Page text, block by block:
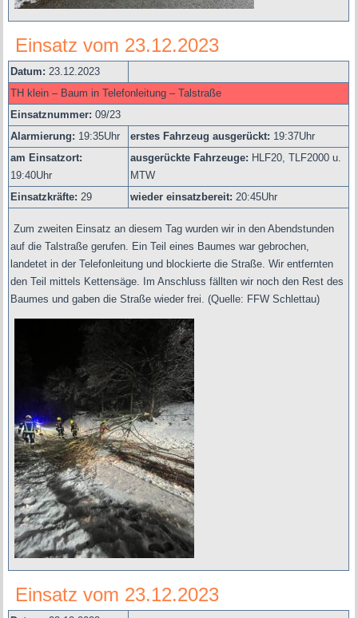
Einsatz vom 23.12.2023
Datum:23.12.2023
TH klein – Baum in Telefonleitung – Talstraße
Einsatznummer:09/23
Alarmierung: 19:35Uhr erstes Fahrzeug ausgerückt: 19:37Uhr
am Einsatzort:
19:40Uhr
ausgerückte Fahrzeuge: HLF20, TLF2000 u.
MTW
Einsatzkräfte:29 wieder einsatzbereit: 20:45Uhr
Zum zweiten Einsatz an diesem Tag wurden wir in den Abendstunden
auf die Talstraße gerufen. Ein Teil eines Baumes war gebrochen,
landetet in der Telefonleitung und blockierte die Straße. Wir entfernten
den Teil mittels Kettensäge. Im Anschluss fällten wir noch den Rest des
Baumes und gaben die Straße wieder frei.(Quelle: FFW Schlettau)
Einsatz vom 23.12.2023